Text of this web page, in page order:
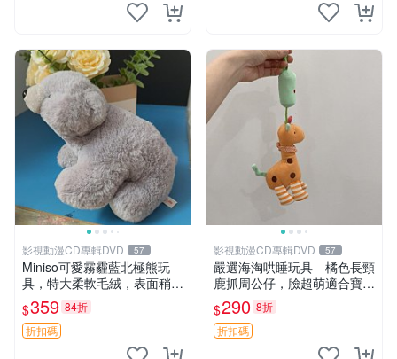
影視動漫CD專輯DVD 57
Miniso可愛霧霾藍北極熊玩
具，特大柔軟毛絨，表面稍有
使用痕跡，適合居家擺放 23
CM 毛絨玩具 北極熊 魯班熊
$359 84折
折扣碼
影視動漫CD專輯DVD 57
嚴選海淘哄睡玩具—橘色長頸
鹿抓周公仔，臉超萌適合寶寶
陪伴，中古略有使用痕跡 橘
色 長頸鹿 抓周
$290 8折
折扣碼